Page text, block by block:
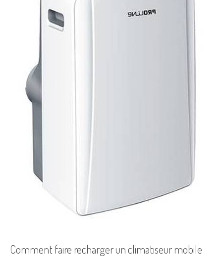
Comment faire recharger un climatiseur mobile